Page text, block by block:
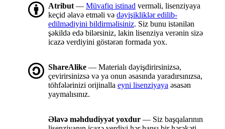
Atribut — Müvafiq istinad verməli, lisenziyaya
keçid əlavə etməli və dəyişikliklər edilib-
edilmədiyini bildirməlisiniz. Siz bunu istənilən
şəkildə edə bilərsiniz, lakin lisenziya verənin sizə
icazə verdiyini göstərən formada yox.
ShareAlike — Materialı dəyişdirirsinizsə,
çevirirsinizsə və ya onun əsasında yaradırsınızsa,
töhfələrinizi orijinalla eyni lisenziyaya əsasən
yaymalısınız.
Əlavə məhdudiyyət yoxdur — Siz başqalarının